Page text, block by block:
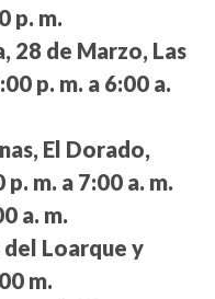
p. m.
28 de Marzo, Las
p. m. a 6:00 a.
El Dorado,
p. m. a 7:00 a. m.
a. m.
Loarque y
m.